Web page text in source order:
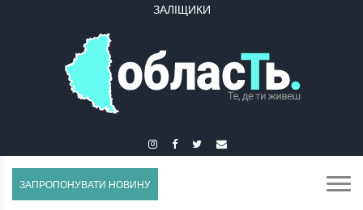
ЗАЛІЩИКИ
ЗАПРОПОНУВАТИ НОВИНУ